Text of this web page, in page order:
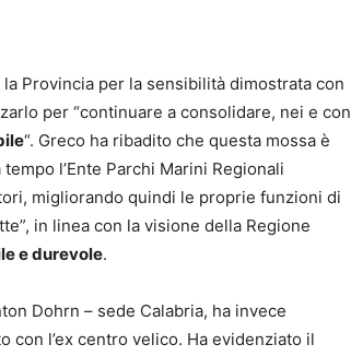
Provincia per la sensibilità dimostrata con
per “continuare a consolidare, nei e con
“. Greco ha ribadito che questa mossa è
l’Ente Parchi Marini Regionali
migliorando quindi le proprie funzioni di
in linea con la visione della Regione
e durevole.
Dohrn – sede Calabria, ha invece
l’ex centro velico. Ha evidenziato il